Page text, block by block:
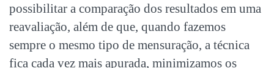
possibilitar a comparação dos resultados em uma
reavaliação, além de que, quando fazemos
sempre o mesmo tipo de mensuração, a técnica
fica cada vez mais apurada, minimizamos os